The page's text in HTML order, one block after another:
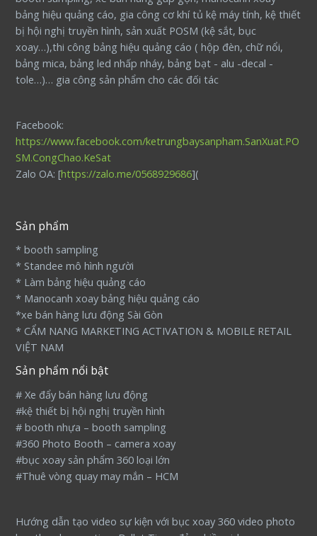
bảng hiệu quảng cáo, gia công cơ khí tủ kệ máy tính, kệ thiết
bị hội nghị truyền hình, sản xuất POSM (kệ sắt, bục
xoay…),thi công bảng hiệu quảng cáo ( hộp đèn, chữ nổi,
bảng mica, bảng led nhấp nháy, bảng bạt - alu -decal -
tole…)… gia công sản phẩm cho các đối tác
Facebook:
https://www.facebook.com/ketrungbaysanpham.SanXuat.PO
SM.CongChao.KeSat
Zalo OA: [https://zalo.me/0568929686](
Sản phẩm
* booth sampling
* Standee mô hình người
* Làm bảng hiệu quảng cáo
* Manocanh xoay bảng hiệu quảng cáo
*xe bán hàng lưu động Sài Gòn
* CẨM NANG MARKETING ACTIVATION & MOBILE RETAIL
VIỆT NAM
Sản phẩm nổi bật
# Xe đẩy bán hàng lưu động
#kệ thiết bị hội nghị truyền hình
# booth nhựa – booth sampling
#360 Photo Booth – camera xoay
#bục xoay sản phẩm 360 loại lớn
#Thuê vòng quay may mắn – HCM
Hướng dẫn tạo video sự kiện với bục xoay 360 video photo